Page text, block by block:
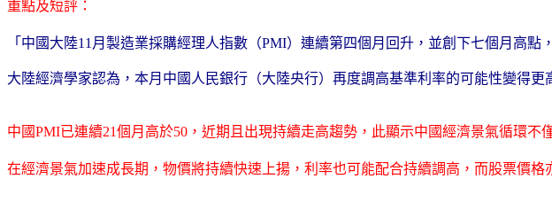
重點及短評：
「中國大陸11月製造業採購經理人指數（PMI）連續第四個月回升，並創下七個月高
大陸經濟學家認為，本月中國人民銀行（大陸央行）再度調高基準利率的可能性變得更
中國PMI已連續21個月高於50，近期且出現持續走高趨勢，此顯示中國經濟景氣循環不
在經濟景氣加速成長期，物價將持續快速上揚，利率也可能配合持續調高，而股票價格